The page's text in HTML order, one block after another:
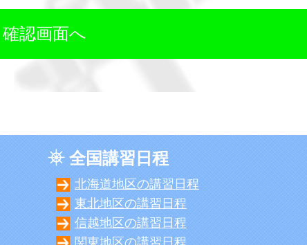
全国講習日程
北海道地区の講習日程
東北地区の講習日程
信越地区の講習日程
関東地区の講習日程